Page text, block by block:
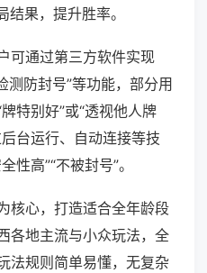
果，提升胜率。
可通过第三方软件实现
测防封号”等功能，部分用
特别好”或“透视他人牌
台运行、自动连接等技
性高”“不被封号”。
核心，打造适合全年龄段
各地主流与小众玩法，全
法规则简单易懂，无复杂